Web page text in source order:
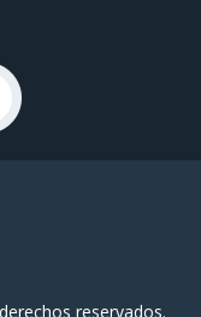
reservados.